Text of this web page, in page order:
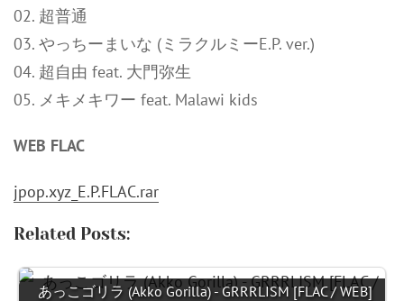
02. 超普通
03. やっちーまいな (ミラクルミーE.P. ver.)
04. 超自由 feat. 大門弥生
05. メキメキワー feat. Malawi kids
WEB FLAC
jpop.xyz_E.P.FLAC.rar
Related Posts:
あっこゴリラ (Akko Gorilla) - GRRRLISM [FLAC / WEB]